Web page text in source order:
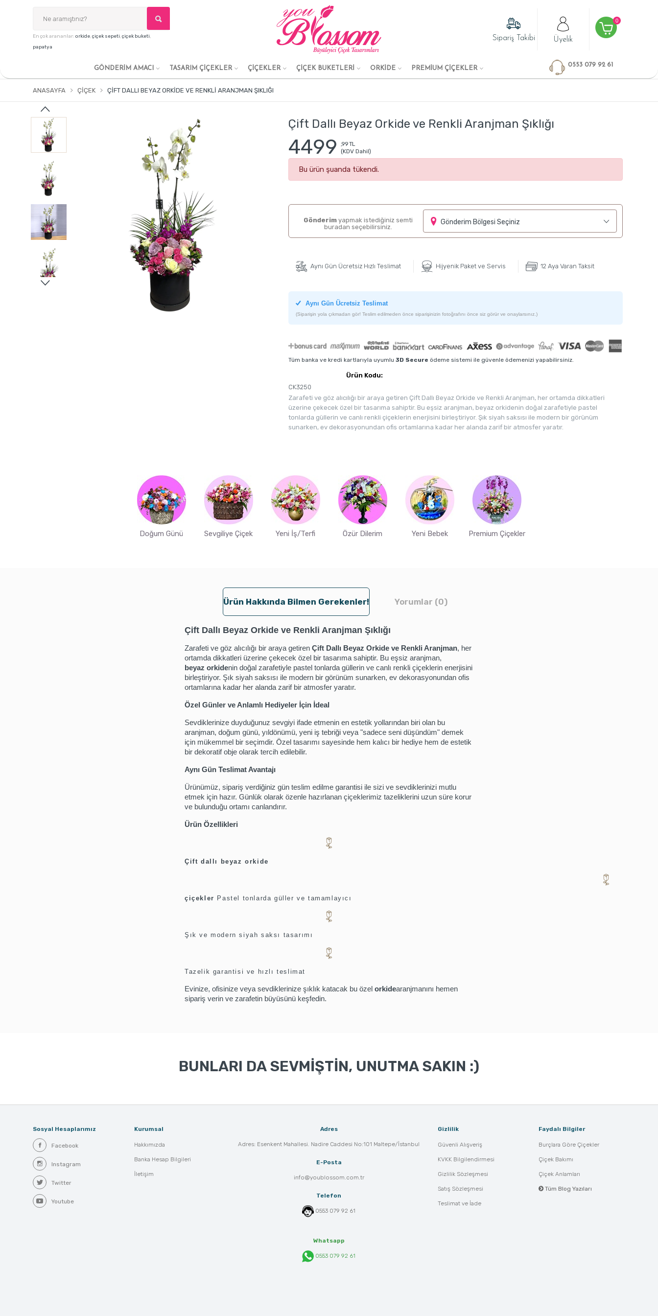
En çok arananlar: orkide,çiçek sepeti,çiçek buketi,
papatya
Sipariş Takibi Üyelik
0
GÖNDERİM AMACI TASARIM ÇİÇEKLER ÇİÇEKLER ÇİÇEK BUKETLERİ ORKİDE PREMİUM ÇİÇEKLER
0553 079 92 61
ANASAYFA ÇIÇEK ÇIFT DALLI BEYAZ ORKIDE VE RENKLI ARANJMAN ŞIKLIĞI
Çift Dallı Beyaz Orkide ve Renkli Aranjman Şıklığı
4499
,99 TL
(KDV Dahil)
Bu ürün şuanda tükendi.
Gönderim yapmak istediğiniz semti
buradan seçebilirsiniz.
Gönderim Bölgesi Seçiniz
Aynı Gün Ücretsiz Hızlı Teslimat Hijyenik Paket ve Servis 12 Aya Varan Taksit
Aynı Gün Ücretsiz Teslimat
(Siparişin yola çıkmadan gör! Teslim edilmeden önce siparişinizin fotoğrafını önce siz görür ve onaylarsınız.)
Tüm banka ve kredi kartlarıyla uyumlu 3D Secure ödeme sistemi ile güvenle ödemenizi yapabilirsiniz.
Ürün Kodu:
CK3250
Zarafeti ve göz alıcılığı bir araya getiren Çift Dallı Beyaz Orkide ve Renkli Aranjman, her ortamda dikkatleri
üzerine çekecek özel bir tasarıma sahiptir. Bu eşsiz aranjman, beyaz orkidenin doğal zarafetiyle pastel
tonlarda güllerin ve canlı renkli çiçeklerin enerjisini birleştiriyor. Şık siyah saksısı ile modern bir görünüm
sunarken, ev dekorasyonundan ofis ortamlarına kadar her alanda zarif bir atmosfer yaratır.
Doğum Günü Sevgiliye Çiçek Yeni İş/Terfi Özür Dilerim Yeni Bebek Premium Çiçekler
Ürün Hakkında Bilmen Gerekenler! Yorumlar (0)
Çift Dallı Beyaz Orkide ve Renkli Aranjman Şıklığı
Zarafeti ve göz alıcılığı bir araya getiren Çift Dallı Beyaz Orkide ve Renkli Aranjman, her
ortamda dikkatleri üzerine çekecek özel bir tasarıma sahiptir. Bu eşsiz aranjman,
beyaz orkidenin doğal zarafetiyle pastel tonlarda güllerin ve canlı renkli çiçeklerin enerjisini
birleştiriyor. Şık siyah saksısı ile modern bir görünüm sunarken, ev dekorasyonundan ofis
ortamlarına kadar her alanda zarif bir atmosfer yaratır.
Özel Günler ve Anlamlı Hediyeler İçin İdeal
Sevdiklerinize duyduğunuz sevgiyi ifade etmenin en estetik yollarından biri olan bu
aranjman, doğum günü, yıldönümü, yeni iş tebriği veya "sadece seni düşündüm" demek
için mükemmel bir seçimdir. Özel tasarımı sayesinde hem kalıcı bir hediye hem de estetik
bir dekoratif obje olarak tercih edilebilir.
Aynı Gün Teslimat Avantajı
Ürünümüz, sipariş verdiğiniz gün teslim edilme garantisi ile sizi ve sevdiklerinizi mutlu
etmek için hazır. Günlük olarak özenle hazırlanan çiçeklerimiz tazeliklerini uzun süre korur
ve bulunduğu ortamı canlandırır.
Ürün Özellikleri
Çift dallı beyaz orkide
Pastel tonlarda güller ve tamamlayıcı
çiçekler
Şık ve modern siyah saksı tasarımı
Tazelik garantisi ve hızlı teslimat
Evinize, ofisinize veya sevdiklerinize şıklık katacak bu özel orkidearanjmanını hemen
sipariş verin ve zarafetin büyüsünü keşfedin.
BUNLARI DA SEVMİŞTİN, UNUTMA SAKIN :)
Sosyal Hesaplarımız
Facebook
Instagram
Twitter
Youtube
Kurumsal
Hakkımızda
Banka Hesap Bilgileri
İletişim
Adres
Adres: Esenkent Mahallesi. Nadire Caddesi No:101 Maltepe/İstanbul
E-Posta
info@youblossom.com.tr
Telefon
0553 079 92 61
Whatsapp
0553 079 92 61
Gizlilik
Güvenli Alışveriş
KVKK Bilgilendirmesi
Gizlilik Sözleşmesi
Satış Sözleşmesi
Teslimat ve İade
Faydalı Bilgiler
Burçlara Göre Çiçekler
Çiçek Bakımı
Çiçek Anlamları
Tüm Blog Yazıları